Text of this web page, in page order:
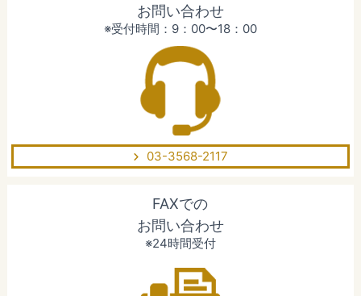
お問い合わせ
※受付時間：9：00〜18：00
03-3568-2117
FAXでの
お問い合わせ
※24時間受付